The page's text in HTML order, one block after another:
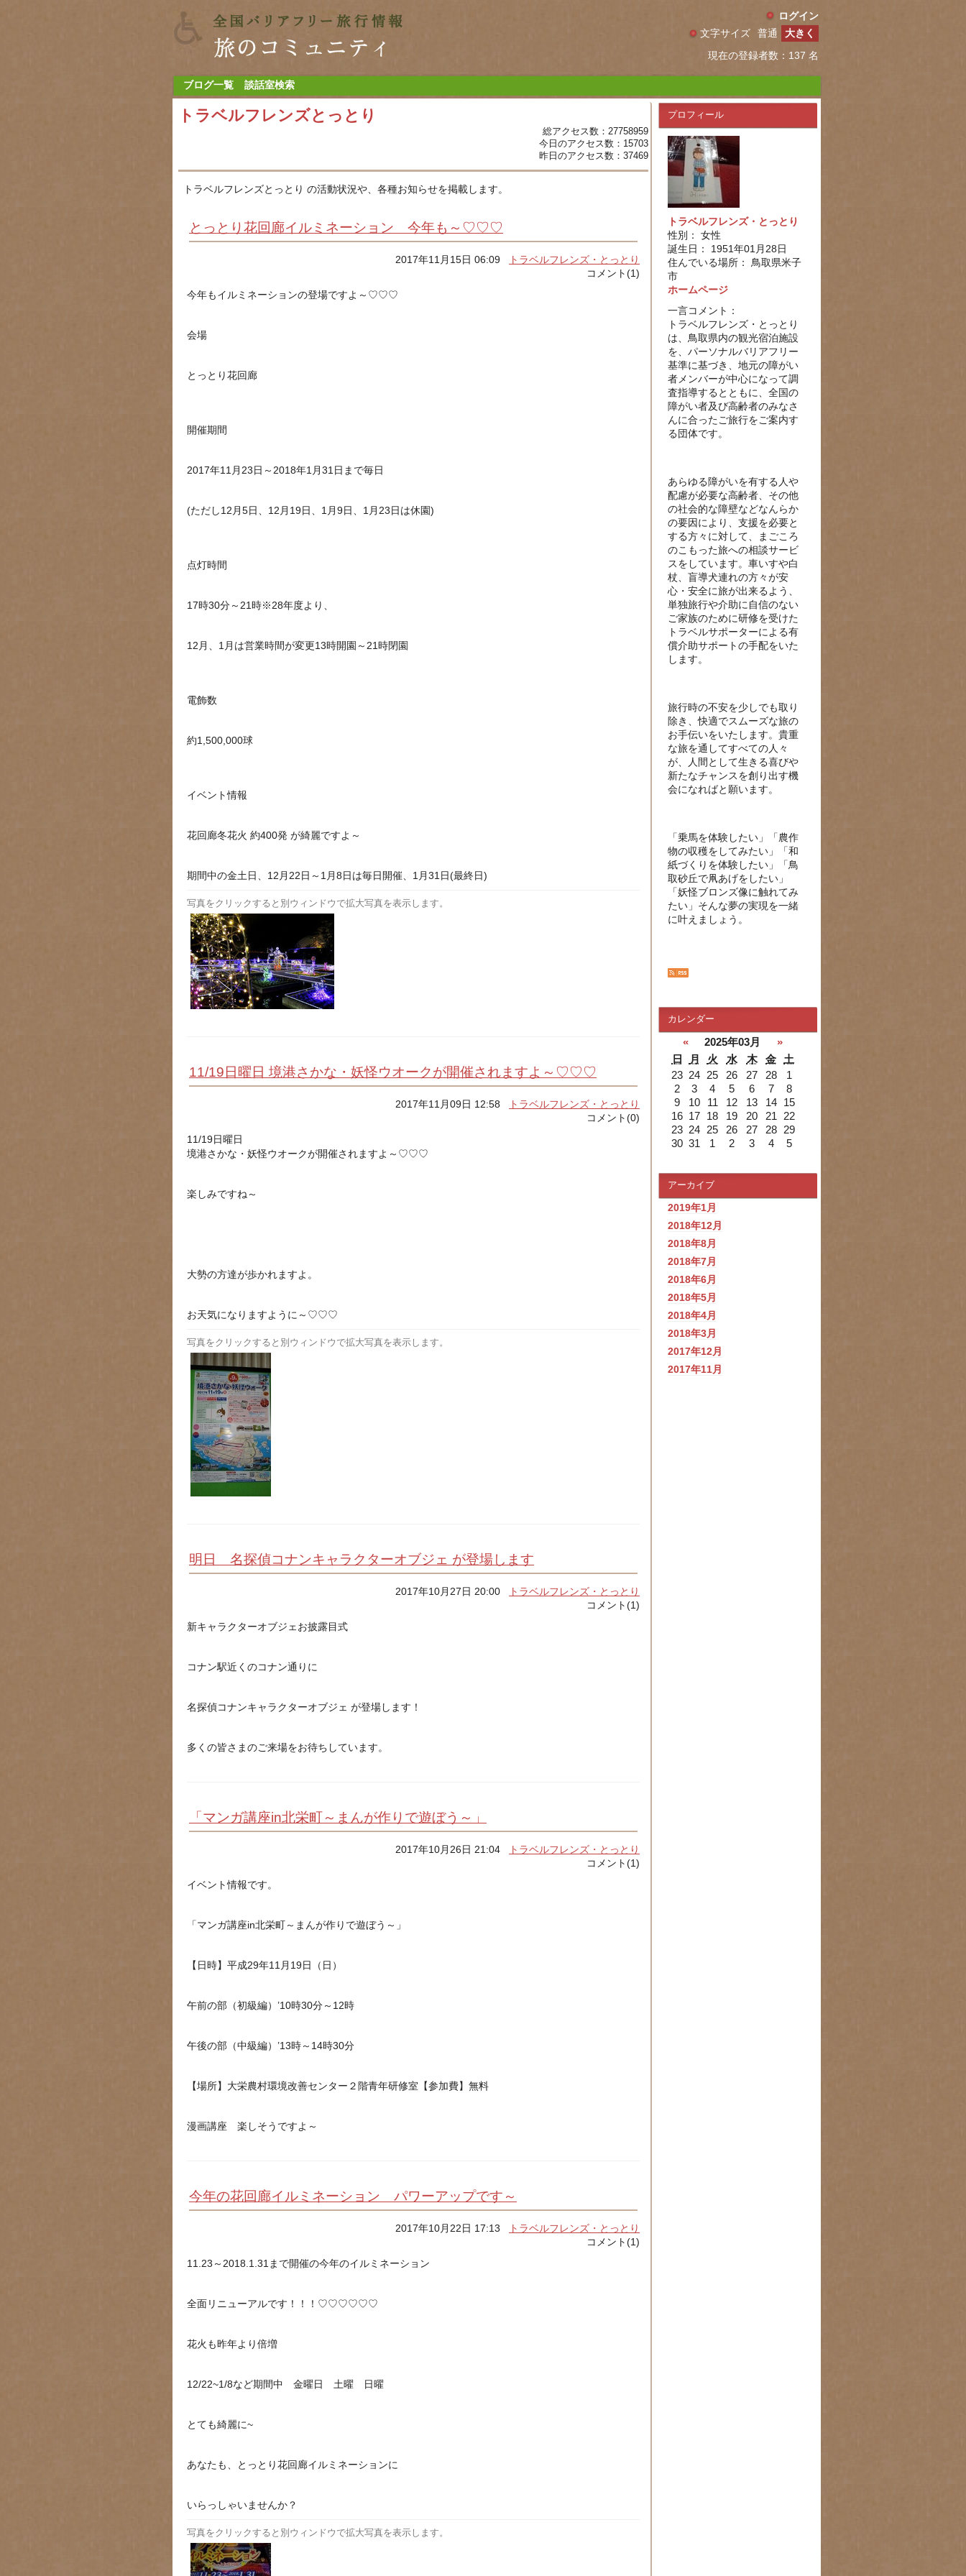
ログイン
現在の登録者数：137 名
文字サイズ 普通 大きく
ブログ一覧 談話室検索
トラベルフレンズとっとり
総アクセス数：27758959
今日のアクセス数：15703
昨日のアクセス数：37469
トラベルフレンズとっとり の活動状況や、各種お知らせを掲載します。
とっとり花回廊イルミネーション 今年も～♡♡♡
2017年11月15日 06:09
トラベルフレンズ・とっとり
コメント(1)
今年もイルミネーションの登場ですよ～♡♡♡
会場
とっとり花回廊
開催期間
2017年11月23日～2018年1月31日まで毎日
(ただし12月5日、12月19日、1月9日、1月23日は休園)
点灯時間
17時30分～21時※28年度より、
12月、1月は営業時間が変更13時開園～21時閉園
電飾数
約1,500,000球
イベント情報
花回廊冬花火 約400発 が綺麗ですよ～
期間中の金土日、12月22日～1月8日は毎日開催、1月31日(最終日)
写真をクリックすると別ウィンドウで拡大写真を表示します。
11/19日曜日 境港さかな・妖怪ウオークが開催されますよ～♡♡♡
2017年11月09日 12:58
トラベルフレンズ・とっとり
コメント(0)
11/19日曜日
境港さかな・妖怪ウオークが開催されますよ～♡♡♡
楽しみですね～
大勢の方達が歩かれますよ。
お天気になりますように～♡♡♡
写真をクリックすると別ウィンドウで拡大写真を表示します。
明日 名探偵コナンキャラクターオブジェ が登場します
2017年10月27日 20:00
トラベルフレンズ・とっとり
コメント(1)
新キャラクターオブジェお披露目式
コナン駅近くのコナン通りに
名探偵コナンキャラクターオブジェ が登場します！
多くの皆さまのご来場をお待ちしています。
「マンガ講座in北栄町～まんが作りで遊ぼう～」
2017年10月26日 21:04
トラベルフレンズ・とっとり
コメント(1)
イベント情報です。
「マンガ講座in北栄町～まんが作りで遊ぼう～」
【日時】平成29年11月19日（日）
午前の部（初級編）’10時30分～12時
午後の部（中級編）’13時～14時30分
【場所】大栄農村環境改善センター２階青年研修室【参加費】無料
漫画講座 楽しそうですよ～
今年の花回廊イルミネーション パワーアップです～
2017年10月22日 17:13
トラベルフレンズ・とっとり
コメント(1)
11.23～2018.1.31まで開催の今年のイルミネーション
全面リニューアルです！！！♡♡♡♡♡♡
花火も昨年より倍増
12/22~1/8など期間中 金曜日 土曜 日曜
とても綺麗に~
あなたも、とっとり花回廊イルミネーションに
いらっしゃいませんか？
写真をクリックすると別ウィンドウで拡大写真を表示します。
プロフィール
トラベルフレンズ・とっとり
性別： 女性
誕生日： 1951年01月28日
住んでいる場所： 鳥取県米子
市
ホームページ
一言コメント：
トラベルフレンズ・とっとり
は、鳥取県内の観光宿泊施設
を、パーソナルバリアフリー
基準に基づき、地元の障がい
者メンバーが中心になって調
査指導するとともに、全国の
障がい者及び高齢者のみなさ
んに合ったご旅行をご案内す
る団体です。
あらゆる障がいを有する人や
配慮が必要な高齢者、その他
の社会的な障壁などなんらか
の要因により、支援を必要と
する方々に対して、まごころ
のこもった旅への相談サービ
スをしています。車いすや白
杖、盲導犬連れの方々が安
心・安全に旅が出来るよう、
単独旅行や介助に自信のない
ご家族のために研修を受けた
トラベルサポーターによる有
償介助サポートの手配をいた
します。
旅行時の不安を少しでも取り
除き、快適でスムーズな旅の
お手伝いをいたします。貴重
な旅を通してすべての人々
が、人間として生きる喜びや
新たなチャンスを創り出す機
会になればと願います。
「乗馬を体験したい」「農作
物の収穫をしてみたい」「和
紙づくりを体験したい」「鳥
取砂丘で凧あげをしたい」
「妖怪ブロンズ像に触れてみ
たい」そんな夢の実現を一緒
に叶えましょう。
カレンダー
« 2025年03月
»
日
月 火 水 木 金
土
23 24 25 26 27 28
1
2
3 4 5 6 7
8
9
10 11 12 13 14
15
16 17 18 19 20 21
22
23 24 25 26 27 28
29
30 31 1 2 3 4 5
アーカイブ
2019年1月
2018年12月
2018年8月
2018年7月
2018年6月
2018年5月
2018年4月
2018年3月
2017年12月
2017年11月